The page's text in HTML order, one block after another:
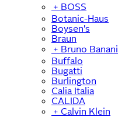
﹢ BOSS
Botanic-Haus
Boysen's
Braun
﹢ Bruno Banani
Buffalo
Bugatti
Burlington
Calia Italia
CALIDA
﹢ Calvin Klein